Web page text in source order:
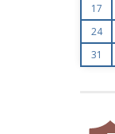
17
24
31